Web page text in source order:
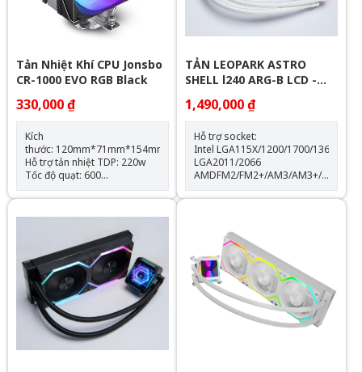
Tản Nhiệt Khí CPU Jonsbo
CR-1000 EVO RGB Black
330,000 ₫
Kích
thước: 120mm*71mm*154mm
Hỗ trợ tản nhiệt TDP: 220w
Tốc độ quạt: 600
-1500RPM(±10%) Hỗ trợ
Socket LGA 1700 & AM5
Trang bị 4 ống đồng dẫn
nhiệt Quạt tản nhiệt: 120mm
TẢN LEOPARK ASTRO
SHELL l240 ARG-B LCD -
1,490,000 ₫
Hỗ trợ socket:
Intel LGA115X/1200/1700/1366
LGA2011/2066
AMDFM2/FM2+/AM3/AM3+/AM4/
Thông số kỹ thuật: Kích thước
quạt: 120*120*25mm Tốc độ
thọ quạt: 40.000 giờ Độ ồn:
31.5dBA Vòng bi: Hydraulic
Tuổi thọ máy bơm: 30.000 giờ
độ ồn: 30dBA tốc độ bơm:
2400 +- 10%